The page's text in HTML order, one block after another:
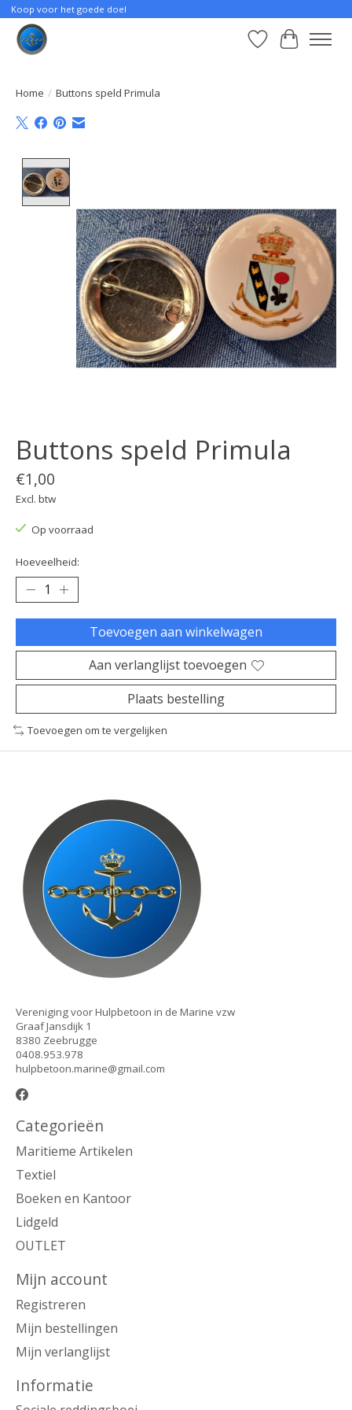
Koop voor het goede doel
Verlanglijst
Home / Buttons speld Primula
Buttons speld Primula
€1,00
Excl. btw
Op voorraad
Hoeveelheid:
Toevoegen aan winkelwagen
Aan verlanglijst toevoegen
Plaats bestelling
Toevoegen om te vergelijken
Vereniging voor Hulpbetoon in de Marine vzw
Graaf Jansdijk 1
8380 Zeebrugge
0408.953.978
hulpbetoon.marine@gmail.com
Categorieën
Maritieme Artikelen
Textiel
Boeken en Kantoor
Lidgeld
OUTLET
Mijn account
Registreren
Mijn bestellingen
Mijn verlanglijst
Informatie